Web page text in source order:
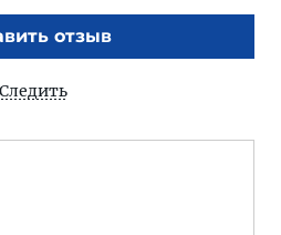
отзыв
Следить